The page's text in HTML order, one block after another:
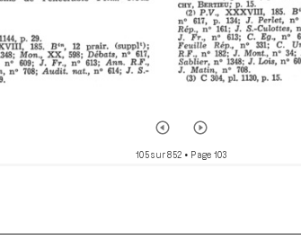
105 sur 852 • Page 103